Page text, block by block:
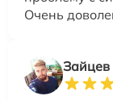
Очень